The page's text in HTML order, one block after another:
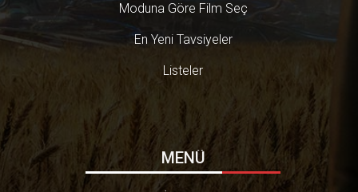
Moduna Göre Film Seç
En Yeni Tavsiyeler
Listeler
MENÜ